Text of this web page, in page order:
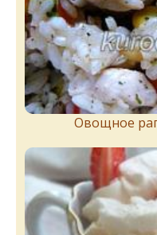
Овощное